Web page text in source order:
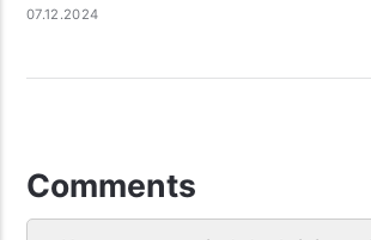
07.12.2024
Comments